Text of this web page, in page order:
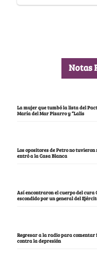
Notas
La mujer que tumbó la lista del
María del Mar Pizarro y “Lalis
Los opositores de Petro no
entró a la Casa Blanca
Así encontraron el cuerpo del cura
escondido por un general del
Regresar a la radio para
contra la depresión